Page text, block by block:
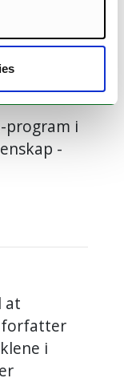
program i
-
at
i